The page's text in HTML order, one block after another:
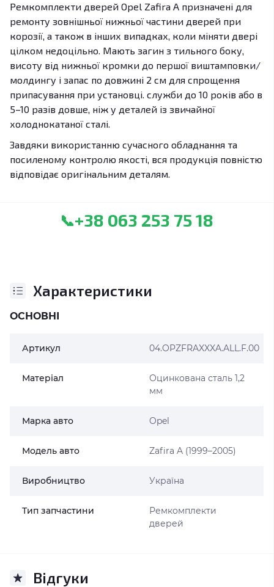
Ремкомплекти дверей Opel Zafira A призначені для
ремонту зовнішньої нижньої частини дверей при
корозії, а також в інших випадках, коли міняти двері
цілком недоцільно. Мають загин з тильного боку,
висоту від нижньої кромки до першої виштамповки/
молдингу і запас по довжині 2 см для спрощення
припасування при установці. служби до 10 років або в
5–10 разів довше, ніж у деталей із звичайної
холоднокатаної сталі.
Завдяки використанню сучасного обладнання та
посиленому контролю якості, вся продукція повністю
відповідає оригінальним деталям.
📞+38 063 253 75 18
Характеристики
ОСНОВНІ
Артикул 04.OPZFRAXXXA.ALL.F.00
Матеріал
Оцинкована сталь 1,2
мм
Марка авто Opel
Модель авто Zafira A (1999–2005)
Виробництво Україна
Тип запчастини
Ремкомплекти
дверей
Відгуки